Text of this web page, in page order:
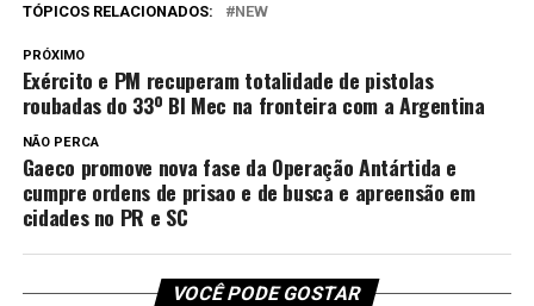
TÓPICOS RELACIONADOS: NEW
PRÓXIMO
Exército e PM recuperam totalidade de pistolas
roubadas do 33º BI Mec na fronteira com a Argentina
NÃO PERCA
Gaeco promove nova fase da Operação Antártida e
cumpre ordens de prisao e de busca e apreensão em
cidades no PR e SC
VOCÊ PODE GOSTAR